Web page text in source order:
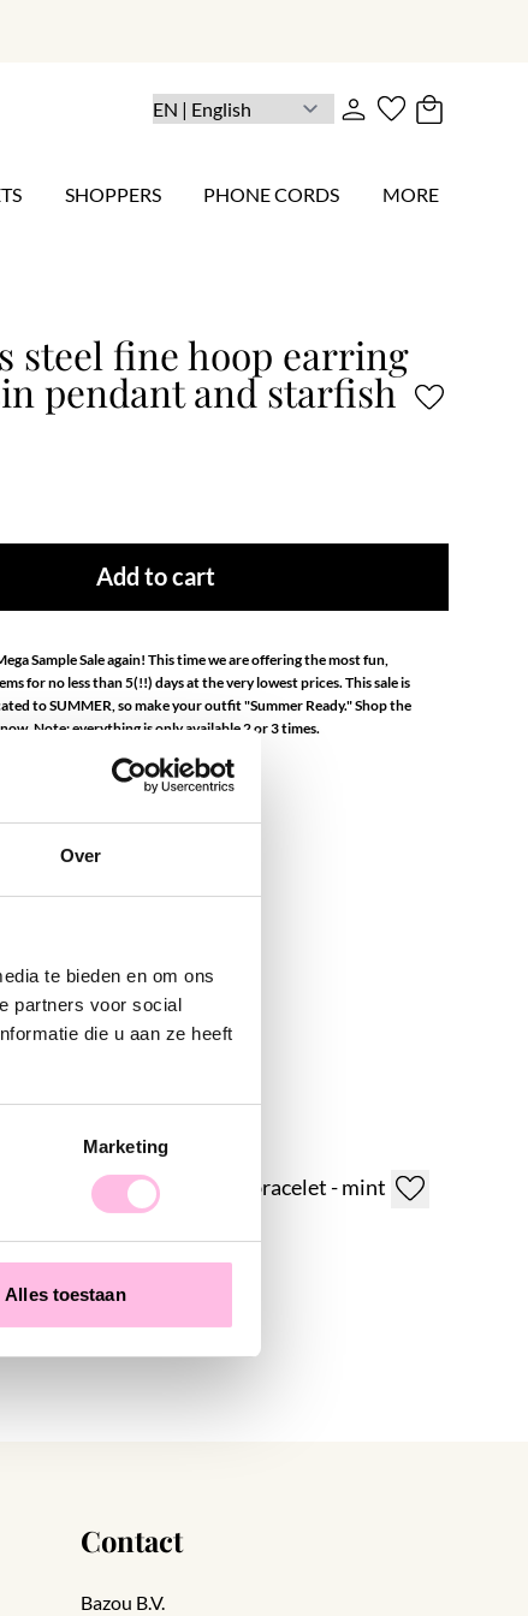
Over
te bieden en om ons
partners voor social
die u aan ze heeft
Marketing
Alles toestaan
SHOPPERS PHONE CORDS MORE
steel fine hoop earring
pendant and starfish
Add to cart
Sample Sale again! This time we are offering the most fun,
for no less than 5(!!) days at the very lowest prices. This sale is
to SUMMER, so make your outfit "Summer Ready." Shop the
Note: everything is only available 2 or 3 times.
mega sale cannot be returned.
Paracord charm bracelet - mint
Contact
Bazou B.V.